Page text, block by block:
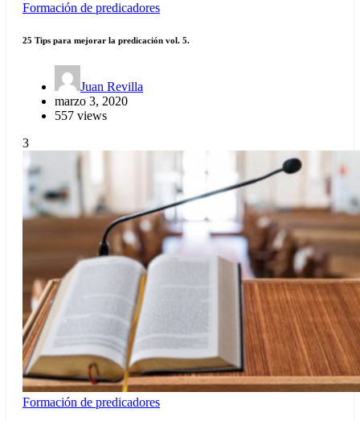
Formación de predicadores
25 Tips para mejorar la predicación vol. 5.
Juan Revilla
marzo 3, 2020
557 views
3
Formación de predicadores